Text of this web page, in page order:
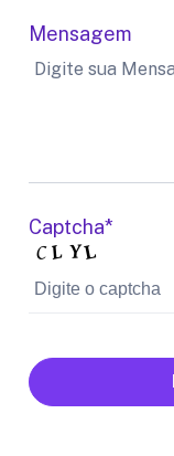
Mensagem
Captcha*